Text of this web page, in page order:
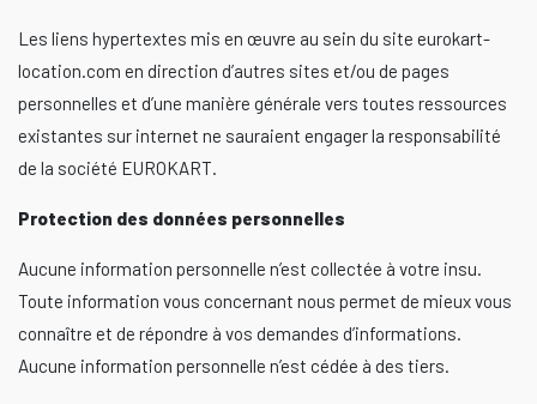
Les liens hypertextes mis en œuvre au sein du site eurokart-
location.com en direction d’autres sites et/ou de pages
personnelles et d’une manière générale vers toutes ressources
existantes sur internet ne sauraient engager la responsabilité
de la société EUROKART.
Protection des données personnelles
Aucune information personnelle n’est collectée à votre insu.
Toute information vous concernant nous permet de mieux vous
connaître et de répondre à vos demandes d’informations.
Aucune information personnelle n’est cédée à des tiers.